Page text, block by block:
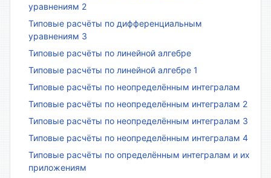
уравнениям 2
Типовые расчёты по дифференциальным
уравнениям 3
Типовые расчёты по линейной алгебре
Типовые расчёты по линейной алгебре 1
Типовые расчёты по неопределённым интегралам
Типовые расчёты по неопределённым интегралам 2
Типовые расчёты по неопределённым интегралам 3
Типовые расчёты по неопределённым интегралам 4
Типовые расчёты по определённым интегралам и их
приложениям